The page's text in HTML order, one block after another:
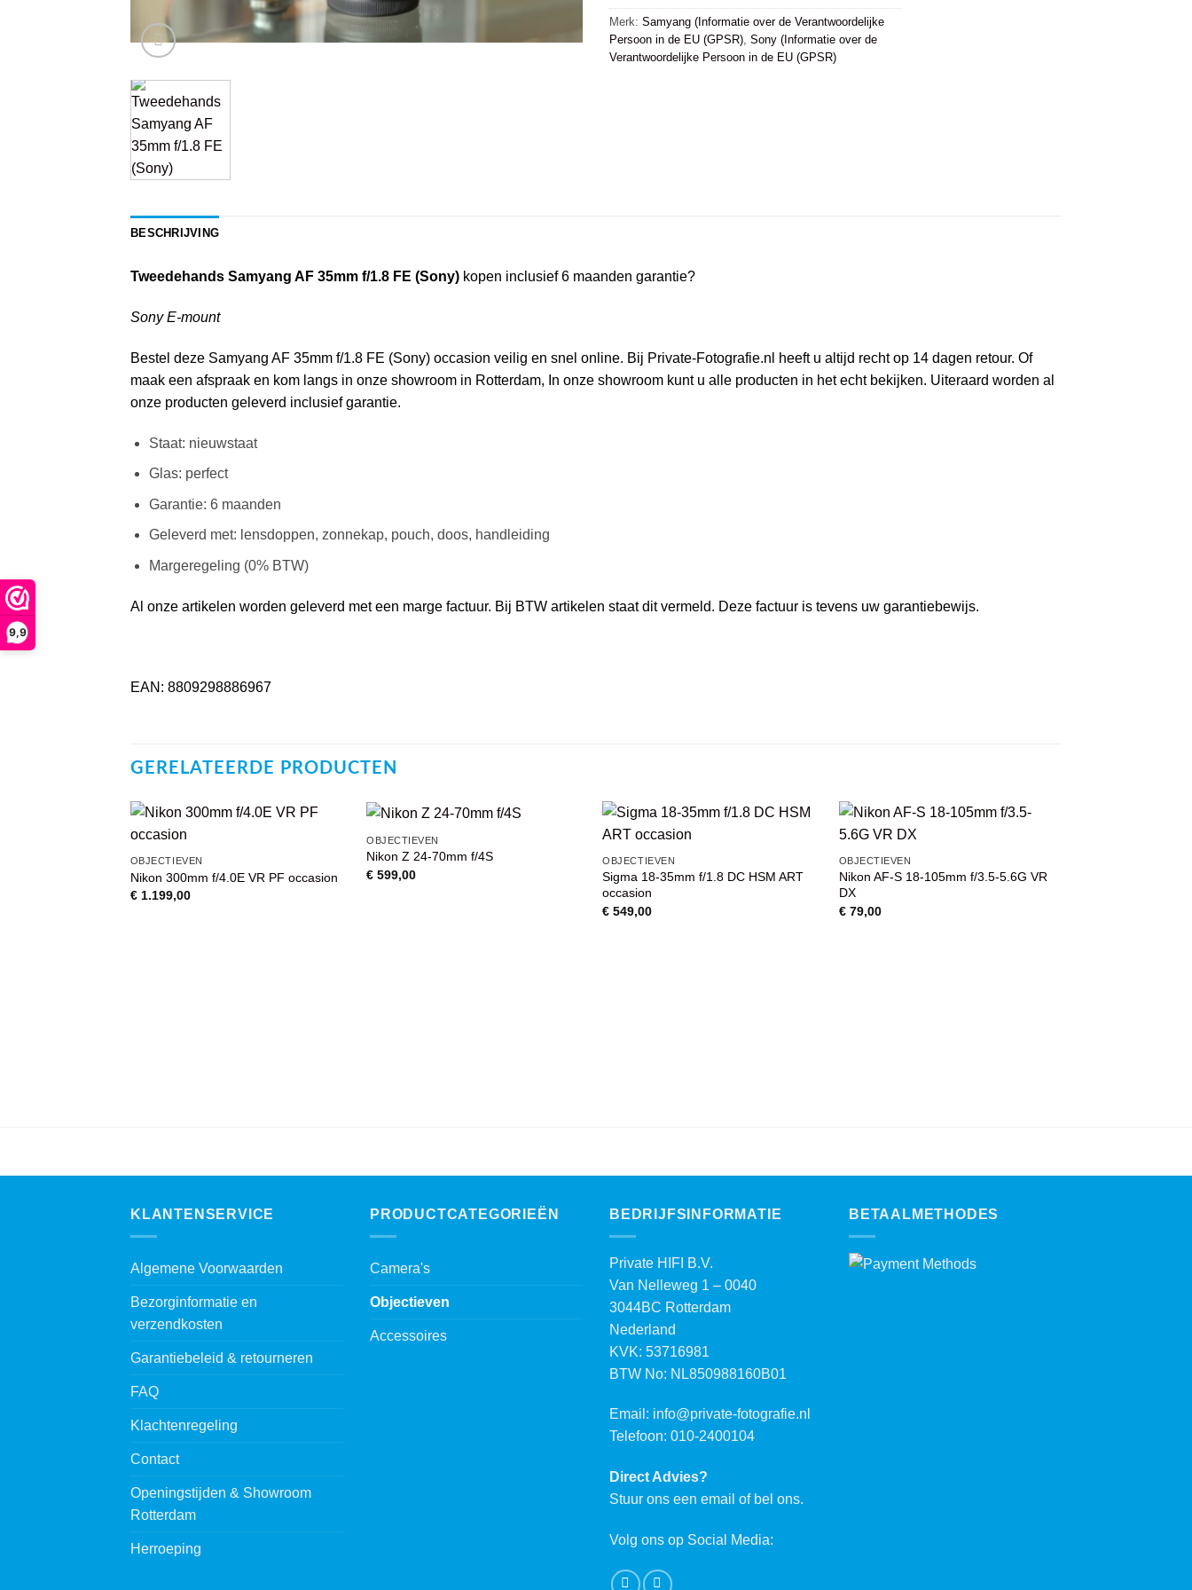
9,9
Merk: Samyang (Informatie over de Verantwoordelijke
Persoon in de EU (GPSR) Sony (Informatie over de
Verantwoordelijke Persoon in de EU (GPSR)
BESCHRIJVING
Tweedehands Samyang AF 35mm f/1.8 FE (Sony) kopen inclusief 6 maanden garantie?
Sony E-mount
Bestel deze Samyang AF 35mm f/1.8 FE (Sony) occasion veilig en snel online. Bij Private-Fotografie.nl heeft u altijd recht op 14 dagen retour. Of
maak een afspraak en kom langs in onze showroom in Rotterdam, In onze showroom kunt u alle producten in het echt bekijken. Uiteraard worden al
onze producten geleverd inclusief garantie.
Staat: nieuwstaat
Glas: perfect
Garantie: 6 maanden
Geleverd met: lensdoppen, zonnekap, pouch, doos, handleiding
Margeregeling (0% BTW)
Al onze artikelen worden geleverd met een marge factuur. Bij BTW artikelen staat dit vermeld. Deze factuur is tevens uw garantiebewijs.
EAN: 8809298886967
GERELATEERDE PRODUCTEN
WENSENLIJST
OBJECTIEVEN
Nikon 300mm f/4.0E VR PF occasion
€1.199,00
VOEG TOE
OBJECTIEVEN
Nikon Z 24-70mm f/4S
€ 599,00
AAN
WENSENLIJST
OBJECTIEVEN
Sigma 18-35mm f/1.8 DC HSM ART
occasion
€ 549,00
AAN
WENSENLIJST
OBJECTIEVEN
Nikon AF-S 18-105mm f/3.5-5.6G VR
DX
€79,00
KLANTENSERVICE
Algemene Voorwaarden
Bezorginformatie en
verzendkosten
Garantiebeleid & retourneren
FAQ
Klachtenregeling
Contact
Openingstijden & Showroom
Rotterdam
Herroeping
PRODUCTCATEGORIEËN
Camera's
Objectieven
Accessoires
BEDRIJFSINFORMATIE
Private HIFI B.V.
Van Nelleweg 1 – 0040
3044BC Rotterdam
Nederland
KVK: 53716981
BTW No: NL850988160B01
Email: info@private-fotografie.nl
Telefoon: 010-2400104
Direct Advies?
Stuur ons een email of bel ons.
Volg ons op Social Media:
BETAALMETHODES